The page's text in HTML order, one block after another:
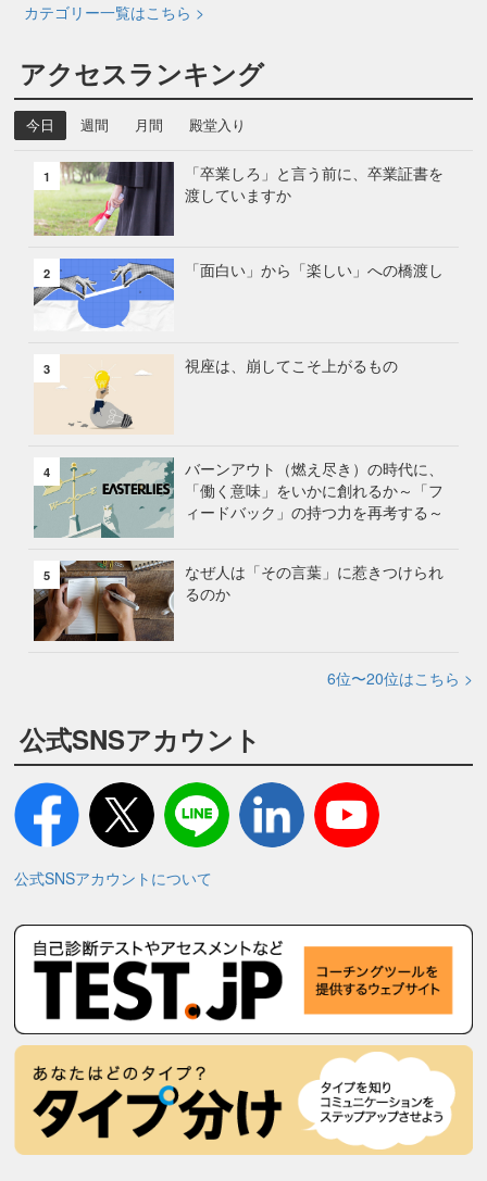
カテゴリー一覧はこちら >
アクセスランキング
今日 週間 月間 殿堂入り
1
「卒業しろ」と言う前に、卒業証書を
渡していますか
2 「面白い」から「楽しい」への橋渡し
3 視座は、崩してこそ上がるもの
4
バーンアウト（燃え尽き）の時代に、
「働く意味」をいかに創れるか～「フ
ィードバック」の持つ力を再考する～
5
なぜ人は「その言葉」に惹きつけられ
るのか
6位〜20位はこちら >
公式SNSアカウント
公式SNSアカウントについて